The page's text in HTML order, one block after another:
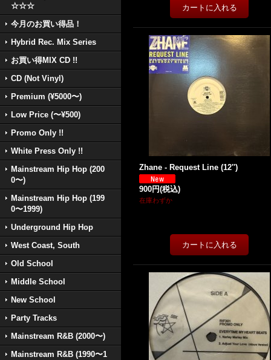
☆☆☆
今月のお買い得品！
Hybrid Rec. Mix Series
お買い得MIX CD !!
CD (Not Vinyl)
Premium (¥5000〜)
Low Price (〜¥500)
Promo Only !!
White Press Only !!
Mainstream Hip Hop (200
0〜)
Mainstream Hip Hop (199
0〜1999)
Underground Hip Hop
West Coast, South
Old School
Middle School
New School
Party Tracks
Mainstream R&B (2000〜)
Mainstream R&B (1990〜1
Zhane - Request Line (12'')
900円(税込)
在庫わずか